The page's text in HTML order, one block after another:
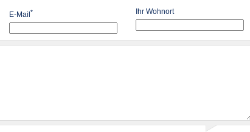
E-Mail* Ihr Wohnort